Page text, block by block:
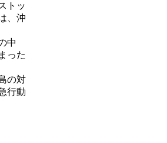
トッ
、沖
中
った
の対
行動